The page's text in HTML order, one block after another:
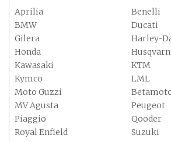
Aprilia
Benelli
BMW
Ducati
Gilera
Harley-
Honda
Kawasaki
KTM
Kymco
LML
Moto Guzzi
MV Agusta
Peugeot
Piaggio
Qooder
Royal Enfield
Suzuki